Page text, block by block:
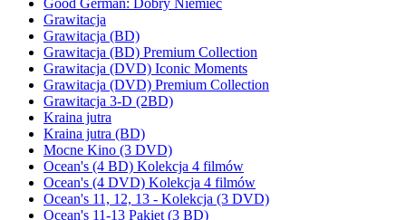
Good German: Dobry Niemiec
Grawitacja
Grawitacja (BD)
Grawitacja (BD) Premium Collection
Grawitacja (DVD) Iconic Moments
Grawitacja (DVD) Premium Collection
Grawitacja 3-D (2BD)
Kraina jutra
Kraina jutra (BD)
Mocne Kino (3 DVD)
Ocean's (4 BD) Kolekcja 4 filmów
Ocean's (4 DVD) Kolekcja 4 filmów
Ocean's 11, 12, 13 - Kolekcja (3 DVD)
Ocean's 11-13 Pakiet (3 BD)